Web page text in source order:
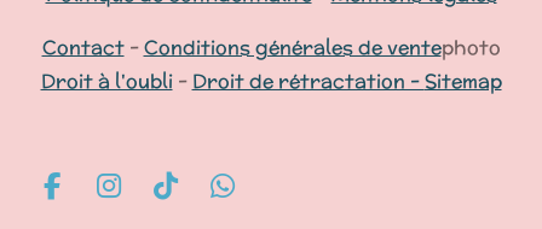
Contact-Conditions générales de ventephoto
Droit à l'oubli- Droit de rétractation -Sitemap
F
I
T
W